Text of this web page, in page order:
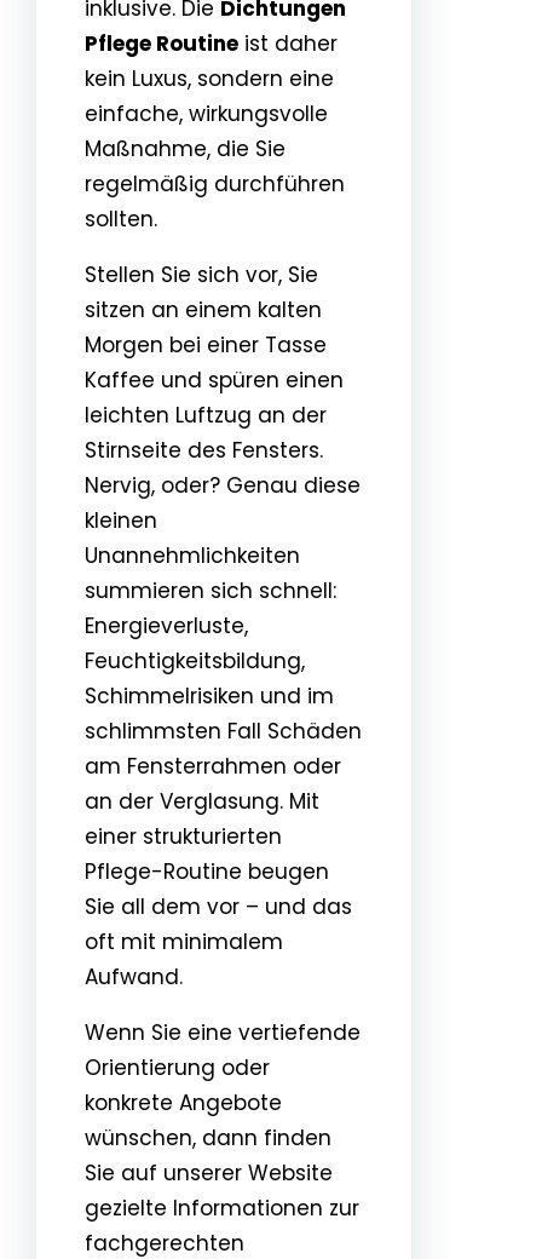
inklusive. Die Dichtungen
Pflege Routine ist daher
kein Luxus, sondern eine
einfache, wirkungsvolle
Maßnahme, die Sie
regelmäßig durchführen
sollten.
Stellen Sie sich vor, Sie
sitzen an einem kalten
Morgen bei einer Tasse
Kaffee und spüren einen
leichten Luftzug an der
Stirnseite des Fensters.
Nervig, oder? Genau diese
kleinen
Unannehmlichkeiten
summieren sich schnell:
Energieverluste,
Feuchtigkeitsbildung,
Schimmelrisiken und im
schlimmsten Fall Schäden
am Fensterrahmen oder
an der Verglasung. Mit
einer strukturierten
Pflege-Routine beugen
Sie all dem vor – und das
oft mit minimalem
Aufwand.
Wenn Sie eine vertiefende
Orientierung oder
konkrete Angebote
wünschen, dann finden
Sie auf unserer Website
gezielte Informationen zur
fachgerechten